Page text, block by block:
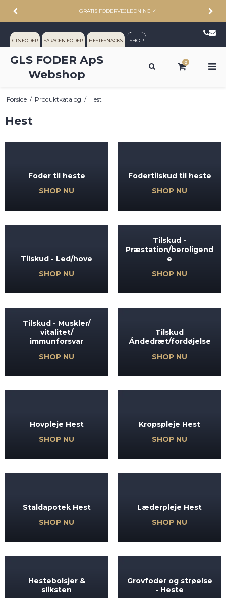
GRATIS FODERVEJLEDNING ✓
GLS FODER SARACEN FODER HESTESNACKS SHOP
GLS FODER ApS
Webshop
0
Forside / Produktkatalog / Hest
Hest
Foder til heste
SHOP NU
Fodertilskud til heste
SHOP NU
Tilskud - Led/hove
SHOP NU
Tilskud -
Præstation/beroligend
e
SHOP NU
Tilskud - Muskler/
vitalitet/
immunforsvar
SHOP NU
Tilskud
Åndedræt/fordøjelse
SHOP NU
Hovpleje Hest
SHOP NU
Kropspleje Hest
SHOP NU
Staldapotek Hest
SHOP NU
Læderpleje Hest
SHOP NU
Hestebolsjer &
sliksten
Grovfoder og strøelse
- Heste